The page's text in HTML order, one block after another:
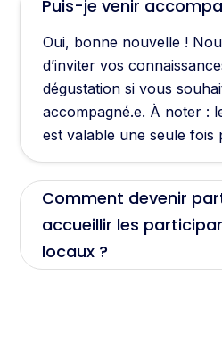
Puis-je venir
Oui, bonne nouvelle !
d’inviter vos
dégustation si vous
accompagné.e. À noter :
est valable une seule fois
Comment devenir
accueillir les
locaux ?